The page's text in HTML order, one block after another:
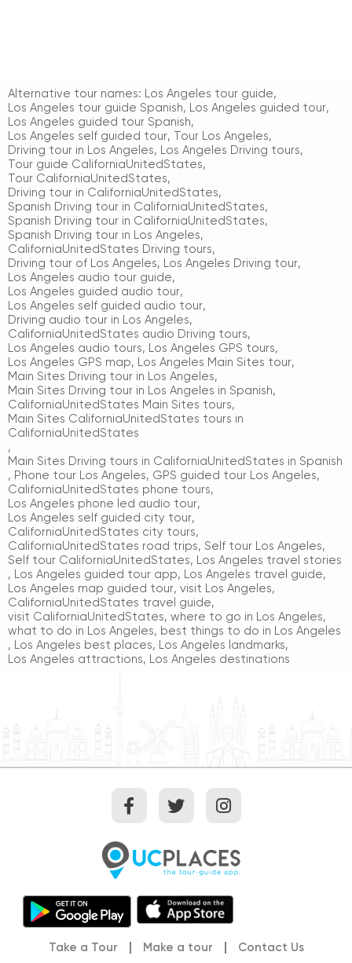
Alternative tour names: Los Angeles tour guide,
Los Angeles tour guide Spanish, Los Angeles guided tour,
Los Angeles guided tour Spanish,
Los Angeles self guided tour, Tour Los Angeles,
Driving tour in Los Angeles, Los Angeles Driving tours,
Tour guide CaliforniaUnitedStates,
Tour CaliforniaUnitedStates,
Driving tour in CaliforniaUnitedStates,
Spanish Driving tour in CaliforniaUnitedStates,
Spanish Driving tour in CaliforniaUnitedStates,
Spanish Driving tour in Los Angeles,
CaliforniaUnitedStates Driving tours,
Driving tour of Los Angeles, Los Angeles Driving tour,
Los Angeles audio tour guide,
Los Angeles guided audio tour,
Los Angeles self guided audio tour,
Driving audio tour in Los Angeles,
CaliforniaUnitedStates audio Driving tours,
Los Angeles audio tours, Los Angeles GPS tours,
Los Angeles GPS map, Los Angeles Main Sites tour,
Main Sites Driving tour in Los Angeles,
Main Sites Driving tour in Los Angeles in Spanish,
CaliforniaUnitedStates Main Sites tours,
Main Sites CaliforniaUnitedStates tours in
CaliforniaUnitedStates
,
Main Sites Driving tours in CaliforniaUnitedStates in Spanish
, Phone tour Los Angeles, GPS guided tour Los Angeles,
CaliforniaUnitedStates phone tours,
Los Angeles phone led audio tour,
Los Angeles self guided city tour,
CaliforniaUnitedStates city tours,
CaliforniaUnitedStates road trips, Self tour Los Angeles,
Self tour CaliforniaUnitedStates, Los Angeles travel stories
, Los Angeles guided tour app, Los Angeles travel guide,
Los Angeles map guided tour, visit Los Angeles,
CaliforniaUnitedStates travel guide,
visit CaliforniaUnitedStates, where to go in Los Angeles,
what to do in Los Angeles, best things to do in Los Angeles
, Los Angeles best places, Los Angeles landmarks,
Los Angeles attractions, Los Angeles destinations
Take a Tour Make a tour Contact Us